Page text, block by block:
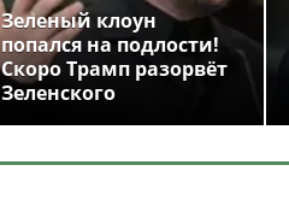
Зеленый клоун
попался на подлости!
Скоро Трамп разорвёт
Зеленского